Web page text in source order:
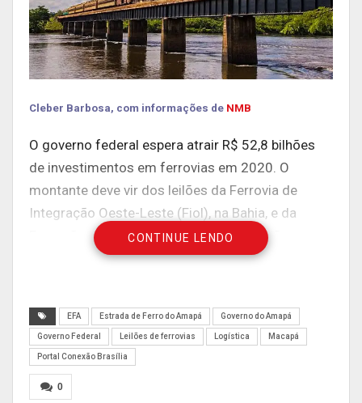
Cleber Barbosa, com informações de NMB
O governo federal espera atrair R$ 52,8 bilhões
de investimentos em ferrovias em 2020. O
montante deve vir dos leilões da Ferrovia de
Integração Oeste-Leste (Fiol), na Bahia, e da
Ferrogão, no Mato Grosso; e da renovação
antecipada de outras quatro concessões de
manganês por quase 50 anos durante a Guerra-
Fria, saiu na frente, numa tentativa local de salvar
a via, que atualmente encontra-se em situação
deplorável.
CONTINUE LENDO
EFA Estrada de Ferro do Amapá Governo do Amapá
Governo Federal Leilões de ferrovias Logística Macapá
Portal Conexão Brasília
0